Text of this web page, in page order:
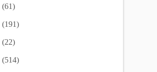
(61)
(191)
(22)
(514)